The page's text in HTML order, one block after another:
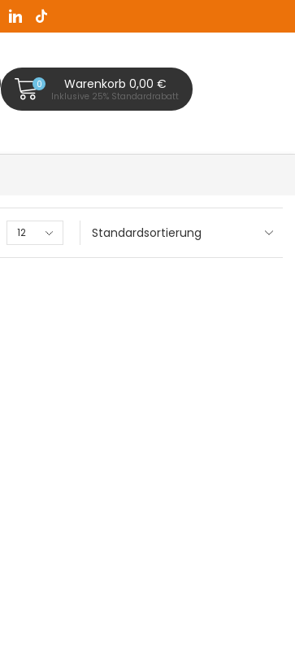
Zaunplanet ist Ihr Zaunfachhändler in Bad
0 Warenkorb 0,00 €
Inklusive 25% Standardrabatt